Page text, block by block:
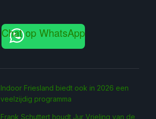
Chat op WhatsApp
Indoor Friesland biedt ook in 2026 een
veelzijdig programma
Frank Schuttert houdt Jur Vrieling van de